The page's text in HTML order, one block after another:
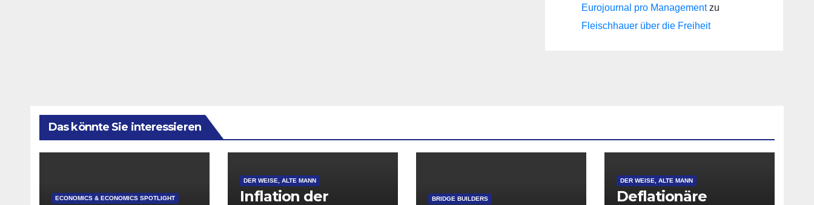
Eurojournal pro Managementzu
Fleischhauer über die Freiheit
Das könnte Sie interessieren
ECONOMICS & ECONOMICS SPOTLIGHT
DER WEISE, ALTE MANN
Inflation der
BRIDGE BUILDERS
DER WEISE, ALTE MANN
Deflationäre